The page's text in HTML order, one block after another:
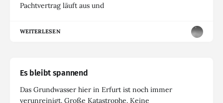
Pachtvertrag läuft aus und
WEITERLESEN
Es bleibt spannend
Das Grundwasser hier in Erfurt ist noch immer
verunreinigt. Große Katastrophe. Keine